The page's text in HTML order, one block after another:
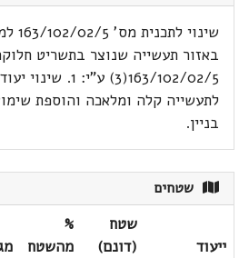
באזור תעשייה שנוצר בתשריט
163/102/02/5(3)
בניין.
שטחים
ייעוד
שטח
(דונם)
%
מהשטח